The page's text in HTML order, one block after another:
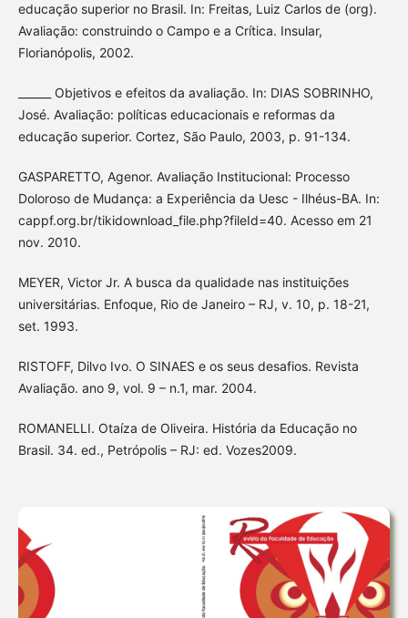
educação superior no Brasil. In: Freitas, Luiz Carlos de (org).
Avaliação: construindo o Campo e a Crítica. Insular,
Florianópolis, 2002.
______ Objetivos e efeitos da avaliação. In: DIAS SOBRINHO,
José. Avaliação: políticas educacionais e reformas da
educação superior. Cortez, São Paulo, 2003, p. 91-134.
GASPARETTO, Agenor. Avaliação Institucional: Processo
Doloroso de Mudança: a Experiência da Uesc - Ilhéus-BA. In:
cappf.org.br/tikidownload_file.php?fileId=40. Acesso em 21
nov. 2010.
MEYER, Victor Jr. A busca da qualidade nas instituições
universitárias. Enfoque, Rio de Janeiro – RJ, v. 10, p. 18-21,
set. 1993.
RISTOFF, Dilvo Ivo. O SINAES e os seus desafios. Revista
Avaliação. ano 9, vol. 9 – n.1, mar. 2004.
ROMANELLI. Otaíza de Oliveira. História da Educação no
Brasil. 34. ed., Petrópolis – RJ: ed. Vozes2009.